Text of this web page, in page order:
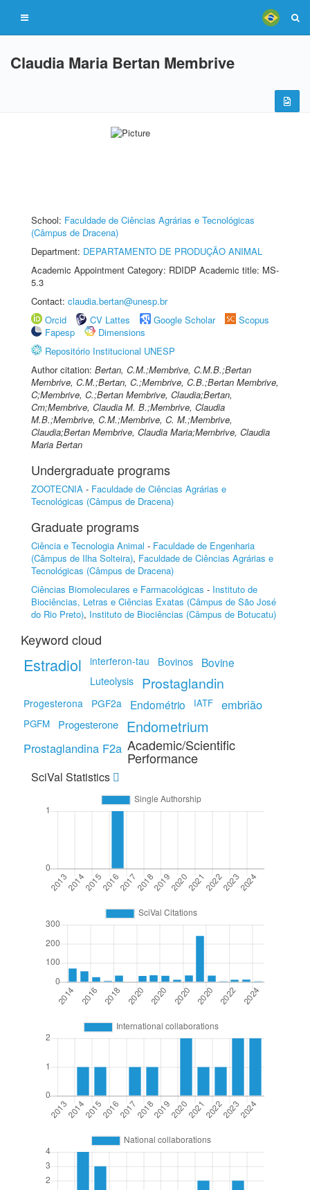
Claudia Maria Bertan Membrive
School: Faculdade de Ciências Agrárias e Tecnológicas
(Câmpus de Dracena)
Department: DEPARTAMENTO DE PRODUÇÃO ANIMAL
Academic Appointment Category: RDIDP Academic title: MS-
5.3
Contact: claudia.bertan@unesp.br
Orcid
CV Lattes Google Scholar
Scopus
Fapesp
Dimensions
Repositório Institucional UNESP
Author citation: Bertan, C.M.;Membrive, C.M.B.;Bertan
Membrive, C.M.;Bertan, C.;Membrive, C.B.;Bertan Membrive,
C;Membrive, C.;Bertan Membrive, Claudia;Bertan,
Cm;Membrive, Claudia M. B.;Membrive, Claudia
M.B.;Membrive, C.M.;Membrive, C. M.;Membrive,
Claudia;Bertan Membrive, Claudia Maria;Membrive, Claudia
Maria Bertan
Undergraduate programs
ZOOTECNIA - Faculdade de Ciências Agrárias e
Tecnológicas (Câmpus de Dracena)
Graduate programs
Ciência e Tecnologia Animal - Faculdade de Engenharia
(Câmpus de Ilha Solteira), Faculdade de Ciências Agrárias e
Tecnológicas (Câmpus de Dracena)
Ciências Biomoleculares e Farmacológicas - Instituto de
Biociências, Letras e Ciências Exatas (Câmpus de São José
do Rio Preto), Instituto de Biociências (Câmpus de Botucatu)
Keyword cloud
Estradiol interferon-tau Bovinos Bovine
Luteolysis Prostaglandin
Progesterona PGF2a Endométrio IATF embrião
PGFM Progesterone Endometrium
Prostaglandina F2a Academic/Scientific
Performance
SciVal Statistics